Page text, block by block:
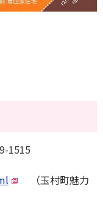
1515
（玉村町魅力